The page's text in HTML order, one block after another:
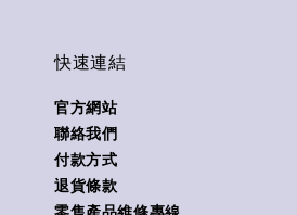
快速連結
官方網站
聯絡我們
付款方式
退貨條款